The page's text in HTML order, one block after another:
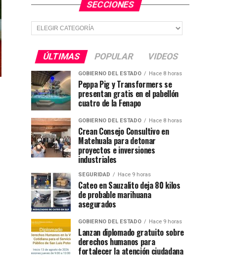
SECCIONES
Secciones
ÚLTIMAS POPULAR VIDEOS
GOBIERNO DEL ESTADO Hace 8 horas
Peppa Pig y Transformers se
presentan gratis en el pabellón
cuatro de la Fenapo
GOBIERNO DEL ESTADO Hace 8 horas
Crean Consejo Consultivo en
Matehuala para detonar
proyectos e inversiones
industriales
SEGURIDAD Hace 9 horas
Cateo en Sauzalito deja 80 kilos
de probable marihuana
asegurados
GOBIERNO DEL ESTADO Hace 9 horas
Lanzan diplomado gratuito sobre
derechos humanos para
fortalecer la atención ciudadana